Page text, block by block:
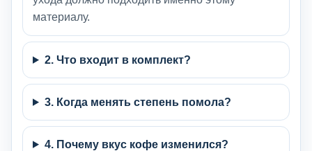
материалу.
2. Что входит в комплект?
3. Когда менять степень помола?
4. Почему вкус кофе изменился?